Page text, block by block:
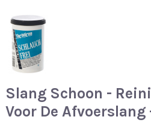
Slang Schoon -
Voor De